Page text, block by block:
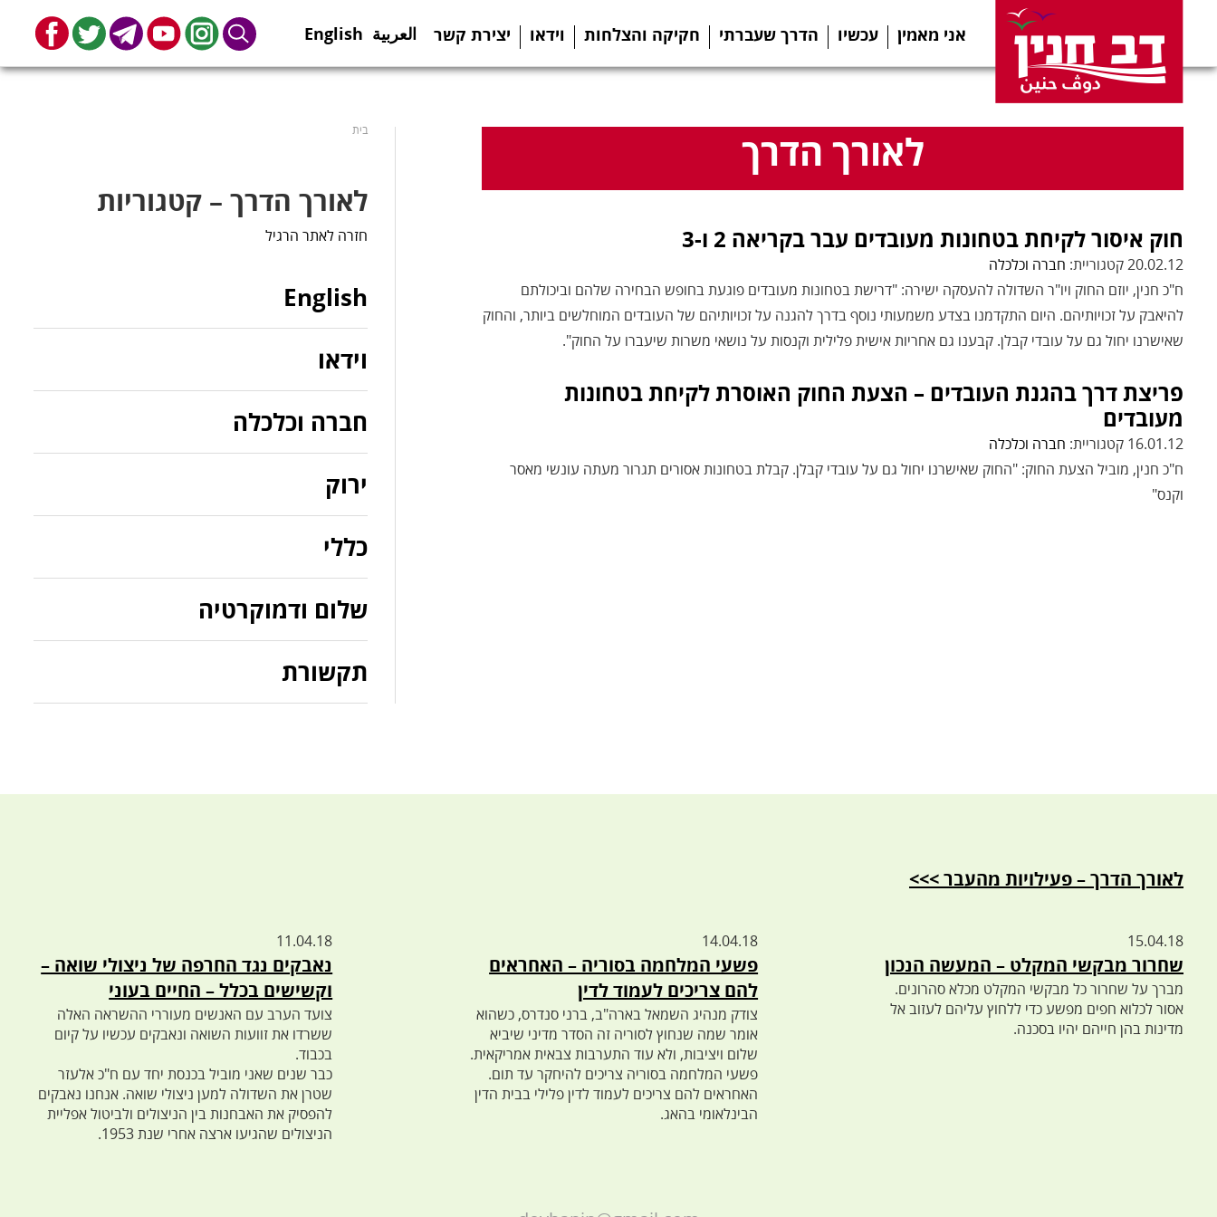
אני מאמין עכשיו הדרך שעברתי חקיקה והצלחות וידאו יצירת קשר العربية English
Search
Instagram
Youtube
Telegram
Twitter
לאורך הדרך
חוק איסור לקיחת בטחונות מעובדים עבר בקריאה 2 ו-3
20.02.12 קטגוריית:
חברה וכלכלה
ח"כ חנין, יוזם החוק ויו"ר השדולה להעסקה ישירה: "דרישת בטחונות מעובדים פוגעת בחופש הבחירה שלהם וביכולתם
להיאבק על זכויותיהם. היום התקדמנו בצדע משמעותי נוסף בדרך להגנה על זכויותיהם של העובדים המוחלשים ביותר, והחוק
שאישרנו יחול גם על עובדי קבלן. קבענו גם אחריות אישית פלילית וקנסות על נושאי משרות שיעברו על החוק".
פריצת דרך בהגנת העובדים – הצעת החוק האוסרת לקיחת בטחונות
מעובדים
16.01.12 קטגוריית:
חברה וכלכלה
ח"כ חנין, מוביל הצעת החוק: "החוק שאישרנו יחול גם על עובדי קבלן. קבלת בטחונות אסורים תגרור מעתה עונשי מאסר
וקנס"
בית
לאורך הדרך – קטגוריות
חזרה לאתר הרגיל
English
וידאו
חברה וכלכלה
ירוק
כללי
שלום ודמוקרטיה
תקשורת
לאורך הדרך – פעילויות מהעבר >>>
15.04.18
שחרור מבקשי המקלט – המעשה הנכון
מברך על שחרור כל מבקשי המקלט מכלא סהרונים.
אסור לכלוא חפים מפשע כדי ללחוץ עליהם לעזוב אל
מדינות בהן חייהם יהיו בסכנה.
14.04.18
פשעי המלחמה בסוריה – האחראים
להם צריכים לעמוד לדין
צודק מנהיג השמאל בארה"ב, ברני סנדרס, כשהוא
אומר שמה שנחוץ לסוריה זה הסדר מדיני שיביא
שלום ויציבות, ולא עוד התערבות צבאית אמריקאית.
פשעי המלחמה בסוריה צריכים להיחקר עד תום.
האחראים להם צריכים לעמוד לדין פלילי בבית הדין
הבינלאומי בהאג.
11.04.18
נאבקים נגד החרפה של ניצולי שואה –
וקשישים בכלל – החיים בעוני
צועד הערב עם האנשים מעוררי ההשראה האלה
ששרדו את זוועות השואה ונאבקים עכשיו על קיום
בכבוד.
כבר שנים שאני מוביל בכנסת יחד עם ח"כ אלעזר
שטרן את השדולה למען ניצולי שואה. אנחנו נאבקים
להפסיק את האבחנות בין הניצולים ולביטול אפליית
הניצולים שהגיעו ארצה אחרי שנת 1953.